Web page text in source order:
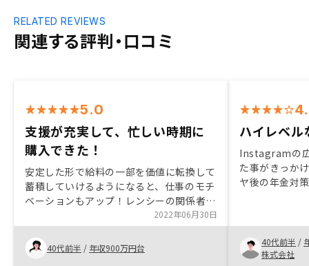
関連する評判・口コミ
RELATED REVIEWS
5.0
支援が充実して、忙しい時期に
購入できた！
安定した形で給料の一部を価値に転換して
蓄積していけるようになると、仕事のモチ
ベーションもアップ！レンシーの関係者も
知識が深く、安心して物件の選択ができま
す。申請もとても効率よく進行できるよ
う、支援していただくので不便なく進行で
きてとてもよかったです。
2022年06月30日
40代前半 / 年収900万円台
ハイレベル
Instagramの
た事がきっか
ヤ後の年金対
やってみるこ
過程では営業
ルなサポート
40代前半 /
株式会社